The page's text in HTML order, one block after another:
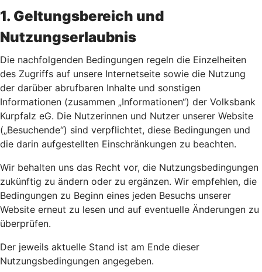
1. Geltungsbereich und
Nutzungserlaubnis
Die nachfolgenden Bedingungen regeln die Einzelheiten
des Zugriffs auf unsere Internetseite sowie die Nutzung
der darüber abrufbaren Inhalte und sonstigen
Informationen (zusammen „Informationen“) der Volksbank
Kurpfalz eG. Die Nutzerinnen und Nutzer unserer Website
(„Besuchende“) sind verpflichtet, diese Bedingungen und
die darin aufgestellten Einschränkungen zu beachten.
Wir behalten uns das Recht vor, die Nutzungsbedingungen
zukünftig zu ändern oder zu ergänzen. Wir empfehlen, die
Bedingungen zu Beginn eines jeden Besuchs unserer
Website erneut zu lesen und auf eventuelle Änderungen zu
überprüfen.
Der jeweils aktuelle Stand ist am Ende dieser
Nutzungsbedingungen angegeben.